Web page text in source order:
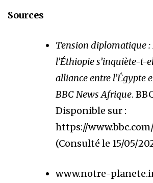
Sources
Tension diplomatique
l’Éthiopie s’inquiète-t-
alliance entre l’Égypte
BBC News Afrique.
Disponible sur :
https://
(Consulté le 15/05/
www.notre-